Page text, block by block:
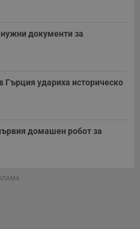
документи за
Гърция удариха историческо
домашен робот за